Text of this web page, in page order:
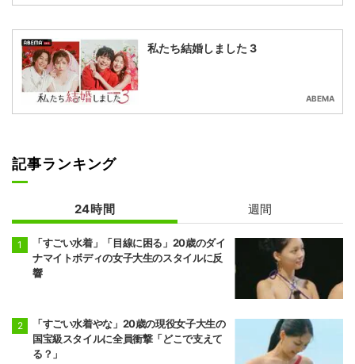
私たち結婚しました 3
ABEMA
記事ランキング
24時間 週間
「すごい水着」「目線に困る」20歳のダイ
ナマイトボディの女子大生のスタイルに反
響
「すごい水着やな」20歳の現役女子大生の
国宝級スタイルに全員衝撃「どこで支えて
る？」